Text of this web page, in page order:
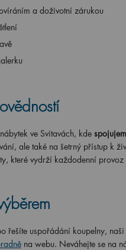
a doživotní zárukou
ve Svitavách, kde
ale také na šetrný přístup k
které vydrží každodenní
řešíte uspořádání koupelny,
na webu. Neváhejte se na